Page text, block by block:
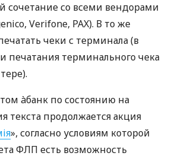
со всеми вендорами
Verifone, PAX). В то же
чеки с терминала (в
печатания терминального чека
àбанк по состоянию на
текста продолжается акция
», согласно условиям которой
ФЛП есть возможность